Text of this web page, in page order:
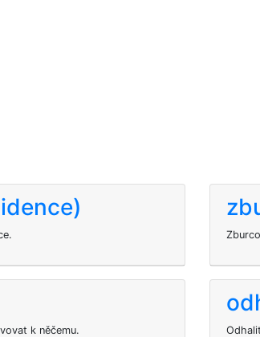
k něčemu.